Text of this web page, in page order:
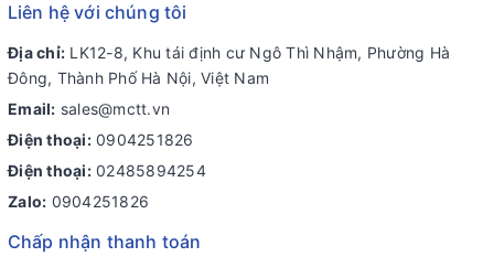
Liên hệ với chúng tôi
Địa chỉ: LK12-8, Khu tái định cư Ngô Thì Nhậm, Phường Hà
Đông, Thành Phố Hà Nội, Việt Nam
Email: sales@mctt.vn
Điện thoại: 0904251826
Điện thoại: 02485894254
Zalo: 0904251826
Chấp nhận thanh toán